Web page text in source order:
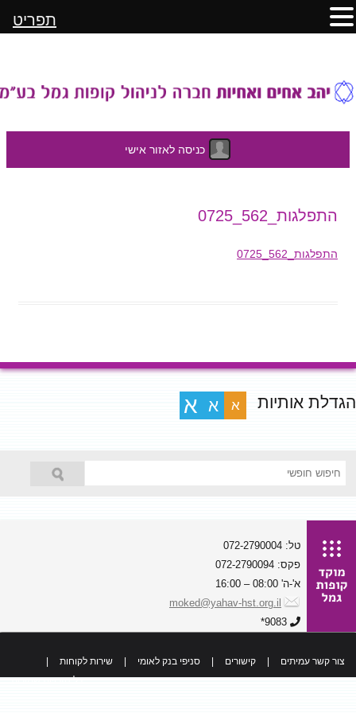
כניסה לאזור אישי
התפלגות_562_0725
התפלגות_562_0725
הגדלת אותיות א א א
טל: 072-2790004
פקס: 072-2790094
א'-ה' 08:00 – 16:00
moked@yahav-hst.org.il
9083*
צור קשר עמיתים קישורים סניפי בנק לאומי שירות לקוחות
כל הזכויות שמורות
תפריט